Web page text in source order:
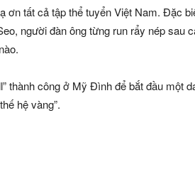
ơn tất cả tập thể tuyển Việt Nam. Đặc
người đàn ông từng run rẩy nép sau
thành công ở Mỹ Đình để bắt đầu một
hệ vàng”.